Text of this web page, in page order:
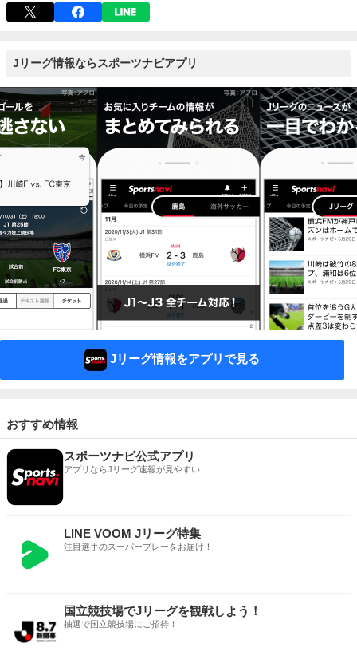
Jリーグ情報ならスポーツナビアプリ
Jリーグ情報をアプリで見る
おすすめ情報
スポーツナビ公式アプリ
アプリならJリーグ速報が見やすい
LINE VOOM Jリーグ特集
注目選手のスーパープレーをお届け！
国立競技場でJリーグを観戦しよう！
抽選で国立競技場にご招待！